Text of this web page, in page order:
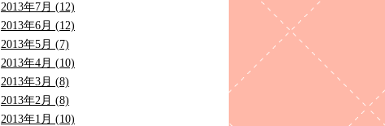
2013年7月 (12)
2013年6月 (12)
2013年5月 (7)
2013年4月 (10)
2013年3月 (8)
2013年2月 (8)
2013年1月 (10)